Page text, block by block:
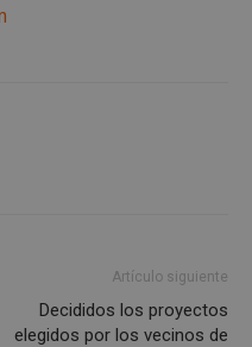
Artículo siguiente
Decididos los proyectos
elegidos por los vecinos de
Sesión